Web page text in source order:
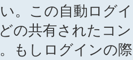
。この自動ログ
の共有されたコ
もしログインの